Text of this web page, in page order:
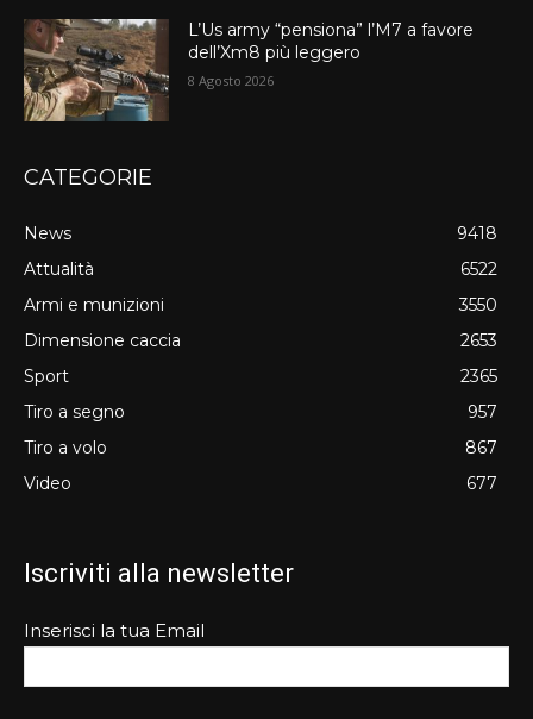
L’Us army “pensiona” l’M7 a favore
dell’Xm8 più leggero
8 Agosto 2026
CATEGORIE
News
9418
Attualità
6522
Armi e munizioni
3550
Dimensione caccia
2653
Sport
2365
Tiro a segno
957
Tiro a volo
867
Video
677
Iscriviti alla newsletter
Inserisci la tua Email